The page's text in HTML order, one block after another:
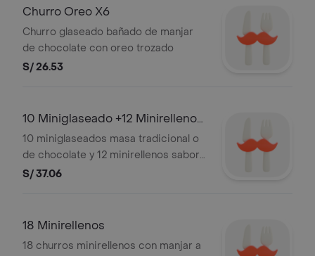
Churro Oreo X6
Churro glaseado bañado de manjar
de chocolate con oreo trozado
S/ 26.53
10 Miniglaseado +12 Minirellenos
+dip
10 miniglaseados masa tradicional o
de chocolate y 12 minirellenos sabor
de manjar a elegir + un dip de manjar
S/ 37.06
18 Minirellenos
18 churros minirellenos con manjar a